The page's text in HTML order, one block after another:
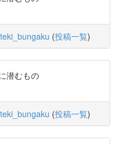
(投稿一覧)
潜むもの
(投稿一覧)